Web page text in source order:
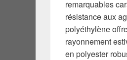
remarquables
résistance aux
polyéthylène
rayonnement
en polyester